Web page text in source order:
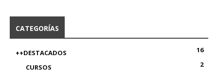
CATEGORÍAS
++DESTACADOS
16
CURSOS
2